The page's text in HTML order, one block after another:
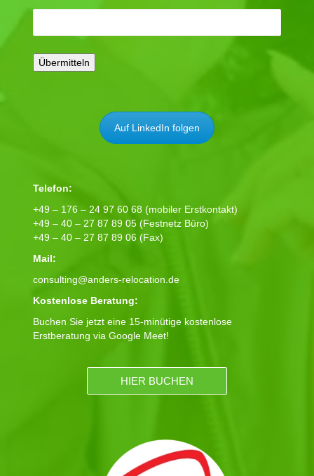
Auf LinkedIn folgen
Telefon:
+49 – 176 – 24 97 60 68 (mobiler Erstkontakt)
+49 – 40 – 27 87 89 05 (Festnetz Büro)
+49 – 40 – 27 87 89 06 (Fax)
Mail:
consulting@anders-relocation.de
Kostenlose Beratung:
Buchen Sie jetzt eine 15-minütige kostenlose
Erstberatung via Google Meet!
HIER BUCHEN